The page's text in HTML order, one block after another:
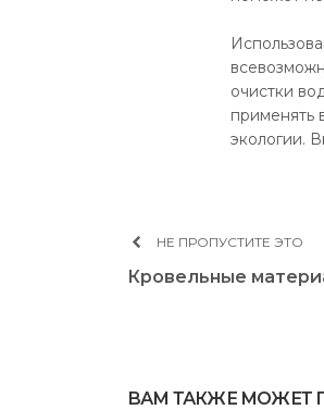
очистки
применять
экологии.
НЕ ПРОПУСТИТЕ ЭТО
Кровельные
ВАМ ТАКЖЕ МОЖЕТ